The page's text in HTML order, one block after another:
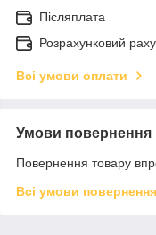
Післяплата
Розрахунковий
Всі умови оплати
Умови повернення
Повернення товару
Всі умови повернення